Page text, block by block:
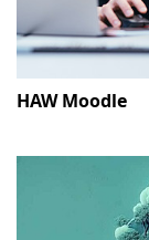
HAW Moodle